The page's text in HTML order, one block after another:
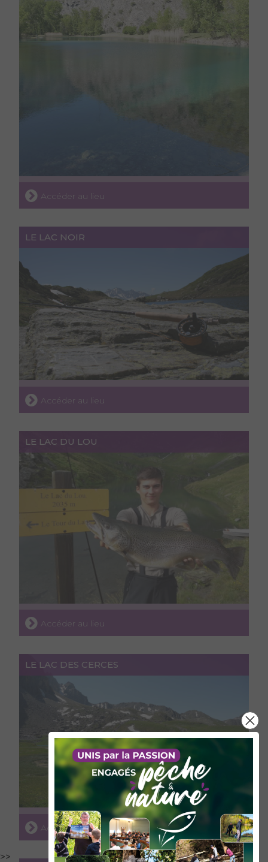
>>
Accéder au lieu
LE LAC NOIR
Accéder au lieu
LE LAC DU LOU
Accéder au lieu
LE LAC DES CERCES
Accéder au lieu